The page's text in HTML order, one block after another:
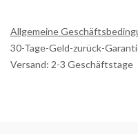
Allgemeine
30-Tage-Geld-zurück-
Versand: 2-3 Geschäftstage